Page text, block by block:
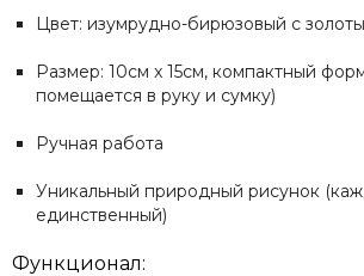
Цвет: изумрудно-бирюзовый с
Размер: 10см x 15см, компактный
помещается в руку и сумку)
Ручная работа
Уникальный природный рисунок
единственный)
Функционал: